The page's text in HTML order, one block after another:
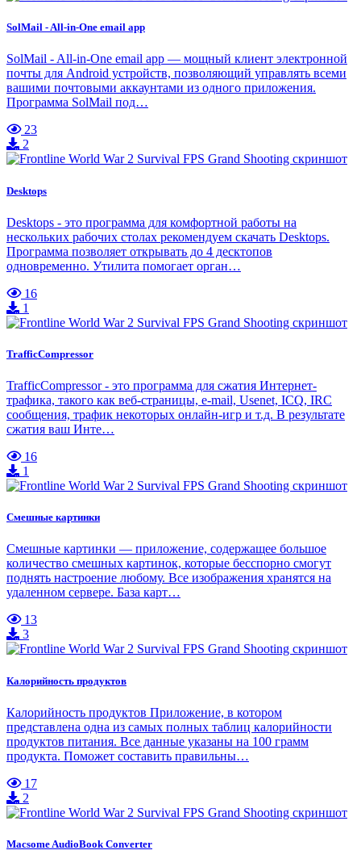
SolMail - All-in-One email app
SolMail - All-in-One email app — мощный клиент электронной
почты для Android устройств, позволяющий управлять всеми
вашими почтовыми аккаунтами из одного приложения.
Программа SolMail под…
23
2
Desktops
Desktops - это программа для комфортной работы на
нескольких рабочих столах рекомендуем скачать Desktops.
Программа позволяет открывать до 4 десктопов
одновременно. Утилита помогает орган…
16
1
TrafficCompressor
TrafficCompressor - это программа для сжатия Интернет-
трафика, такого как веб-страницы, e-mail, Usenet, ICQ, IRC
сообщения, трафик некоторых онлайн-игр и т.д. В результате
сжатия ваш Инте…
16
1
Смешные картинки
Смешные картинки — приложение, содержащее большое
количество смешных картинок, которые бесспорно смогут
поднять настроение любому. Все изображения хранятся на
удаленном сервере. База карт…
13
3
Калорийность продуктов
Калорийность продуктов Приложение, в котором
представлена одна из самых полных таблиц калорийности
продуктов питания. Все данные указаны на 100 грамм
продукта. Поможет составить правильны…
17
2
Macsome AudioBook Converter